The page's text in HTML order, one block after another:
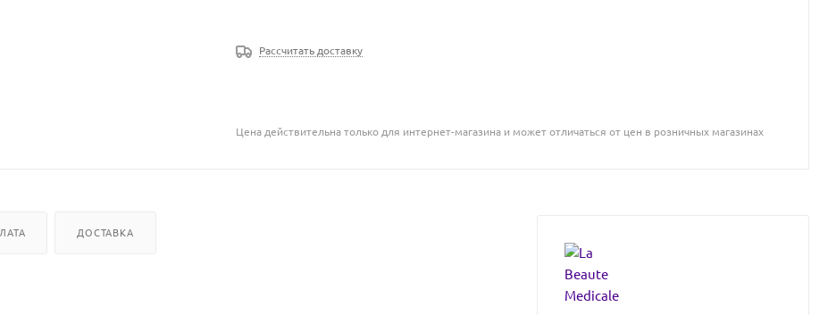
Рассчитать доставку
Цена действительна только для интернет-магазина и может отличаться от цен в розничных магазинах
ДОСТАВКА